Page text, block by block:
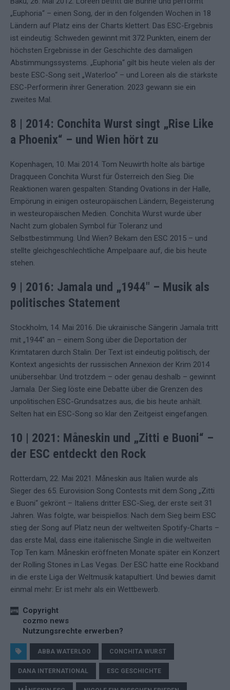
„Euphoria“ – einen Song, der in den folgenden Wochen in 18
Ländern auf Platz eins der Charts klettert. Das ESC-Ergebnis
ist eindeutig: Schweden gewinnt mit 372 Punkten, einem der
höchsten Ergebnisse in der Geschichte des damaligen
Abstimmungssystems. „Euphoria“ gilt bis heute vielen als der
beste ESC-Song seit „Waterloo“ – und Loreen als die stärkste
ESC-Performerin ihrer Generation. 2023 gewann sie ein
zweites Mal.
8 | 2014: Conchita Wurst singt „Rise Like
a Phoenix“ – und Wien hört zu
Kopenhagen, 10. Mai 2014. Tom Neuwirth holte als bärtige
Dragqueen Conchita Wurst für Österreich den Sieg. Die
Reaktionen waren gespalten: Standing Ovations in der Halle,
Empörung in einigen osteuropäischen Ländern, Begeisterung
in westeuropäischen Medien. Conchita Wurst wurde über
Nacht zum globalen Symbol für Toleranz und
Selbstbestimmung. Und Wien? Bekam den ESC 2015 – und
stellte gleichgeschlechtliche Ampelpaare auf, die bis heute
stehen.
9 | 2016: Jamala und „1944″ – Musik als
politisches Statement
Stockholm, 14. Mai 2016. Die ukrainische Sängerin Jamala tritt
mit „1944″ an – einem Song über die Deportation der
Krimtataren durch Stalin. Der Text ist eindeutig politisch, der
Kontext angesichts der russischen Annexion der Krim 2014
unübersehbar. Und trotzdem – oder genau deshalb – gewinnt
Jamala. Der Sieg löste eine Debatte über die Grenzen des
unpolitischen ESC-Grundsatzes aus, die bis heute anhält.
Selten hat ein ESC-Song so klar den Zeitgeist eingefangen.
10 | 2021: Måneskin und „Zitti e Buoni“ –
der ESC entdeckt den Rock
Rotterdam, 22. Mai 2021. Måneskin aus Italien wurde als
Sieger des 65. Eurovision Song Contests mit dem Song „Zitti
e Buoni“ gekrönt – Italiens dritter ESC-Sieg, der erste seit 31
Jahren. Was folgte, war beispiellos: Nach dem Sieg beim ESC
stieg der Song auf Platz neun der weltweiten Spotify-Charts –
das erste Mal, dass eine italienische Single in die weltweiten
Top Ten kam. Måneskin eröffneten Monate später ein Konzert
der Rolling Stones in Las Vegas. Der ESC hatte eine Rockband
in die erste Liga der Weltmusik katapultiert. Und bewies damit
einmal mehr: Er ist mehr als ein Wettbewerb.
Copyright
cozmo news
Nutzungsrechte erwerben?
ABBA WATERLOO CONCHITA WURST
DANA INTERNATIONAL ESC GESCHICHTE